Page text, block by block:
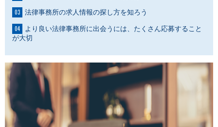
法律事務所の求人情報の探し方を知ろう
より良い法律事務所に出会うには、たくさん応募すること
が大切